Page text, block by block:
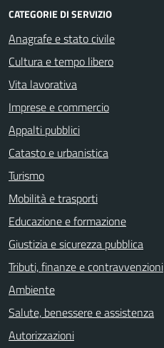
CATEGORIE DI SERVIZIO
Anagrafe e stato civile
Cultura e tempo libero
Vita lavorativa
Imprese e commercio
Appalti pubblici
Catasto e urbanistica
Turismo
Mobilità e trasporti
Educazione e formazione
Giustizia e sicurezza pubblica
Tributi, finanze e contravvenzioni
Ambiente
Salute, benessere e assistenza
Autorizzazioni